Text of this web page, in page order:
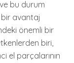
bu durum
avantaj
önemli bir
biri,
el parçalarının